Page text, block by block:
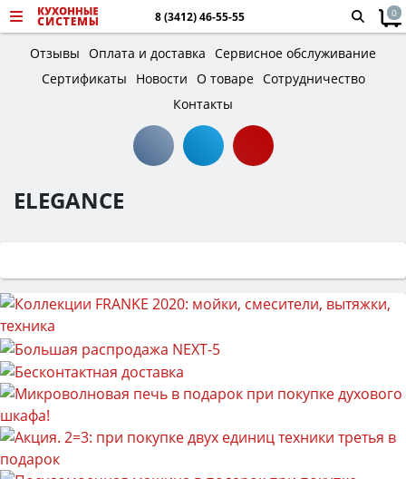
8 (3412) 46-55-55 0
Отзывы Оплата и доставка Сервисное обслуживание
Сертификаты
Новости О товаре Сотрудничество
Контакты
ELEGANCE